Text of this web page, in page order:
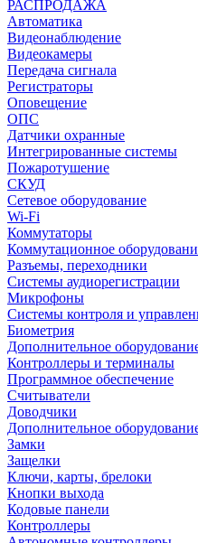
РАСПРОДАЖА
Автоматика
Видеонаблюдение
Видеокамеры
Передача сигнала
Регистраторы
Оповещение
ОПС
Датчики охранные
Интегрированные системы
Пожаротушение
СКУД
Сетевое оборудование
Wi-Fi
Коммутаторы
Коммутационное
Разъемы, переходники
Системы аудиорегистрации
Микрофоны
Системы контроля и
Биометрия
Дополнительное
Контроллеры и терминалы
Программное обеспечение
Считыватели
Доводчики
Дополнительное
Замки
Защелки
Ключи, карты, брелоки
Кнопки выхода
Кодовые панели
Контроллеры